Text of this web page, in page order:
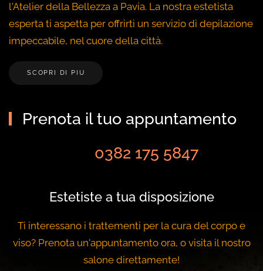
l'Atelier della Bellezza a Pavia. La nostra estetista
esperta ti aspetta per offrirti un servizio di depilazione
impeccabile, nel cuore della città.
SCOPRI DI PIU
Prenota il tuo appuntamento
0382 175 5847
Estetiste a tua disposizione
Ti interessano i trattementi per la cura del corpo e
viso? Prenota un'appuntamento ora, o visita il nostro
salone direttamente!